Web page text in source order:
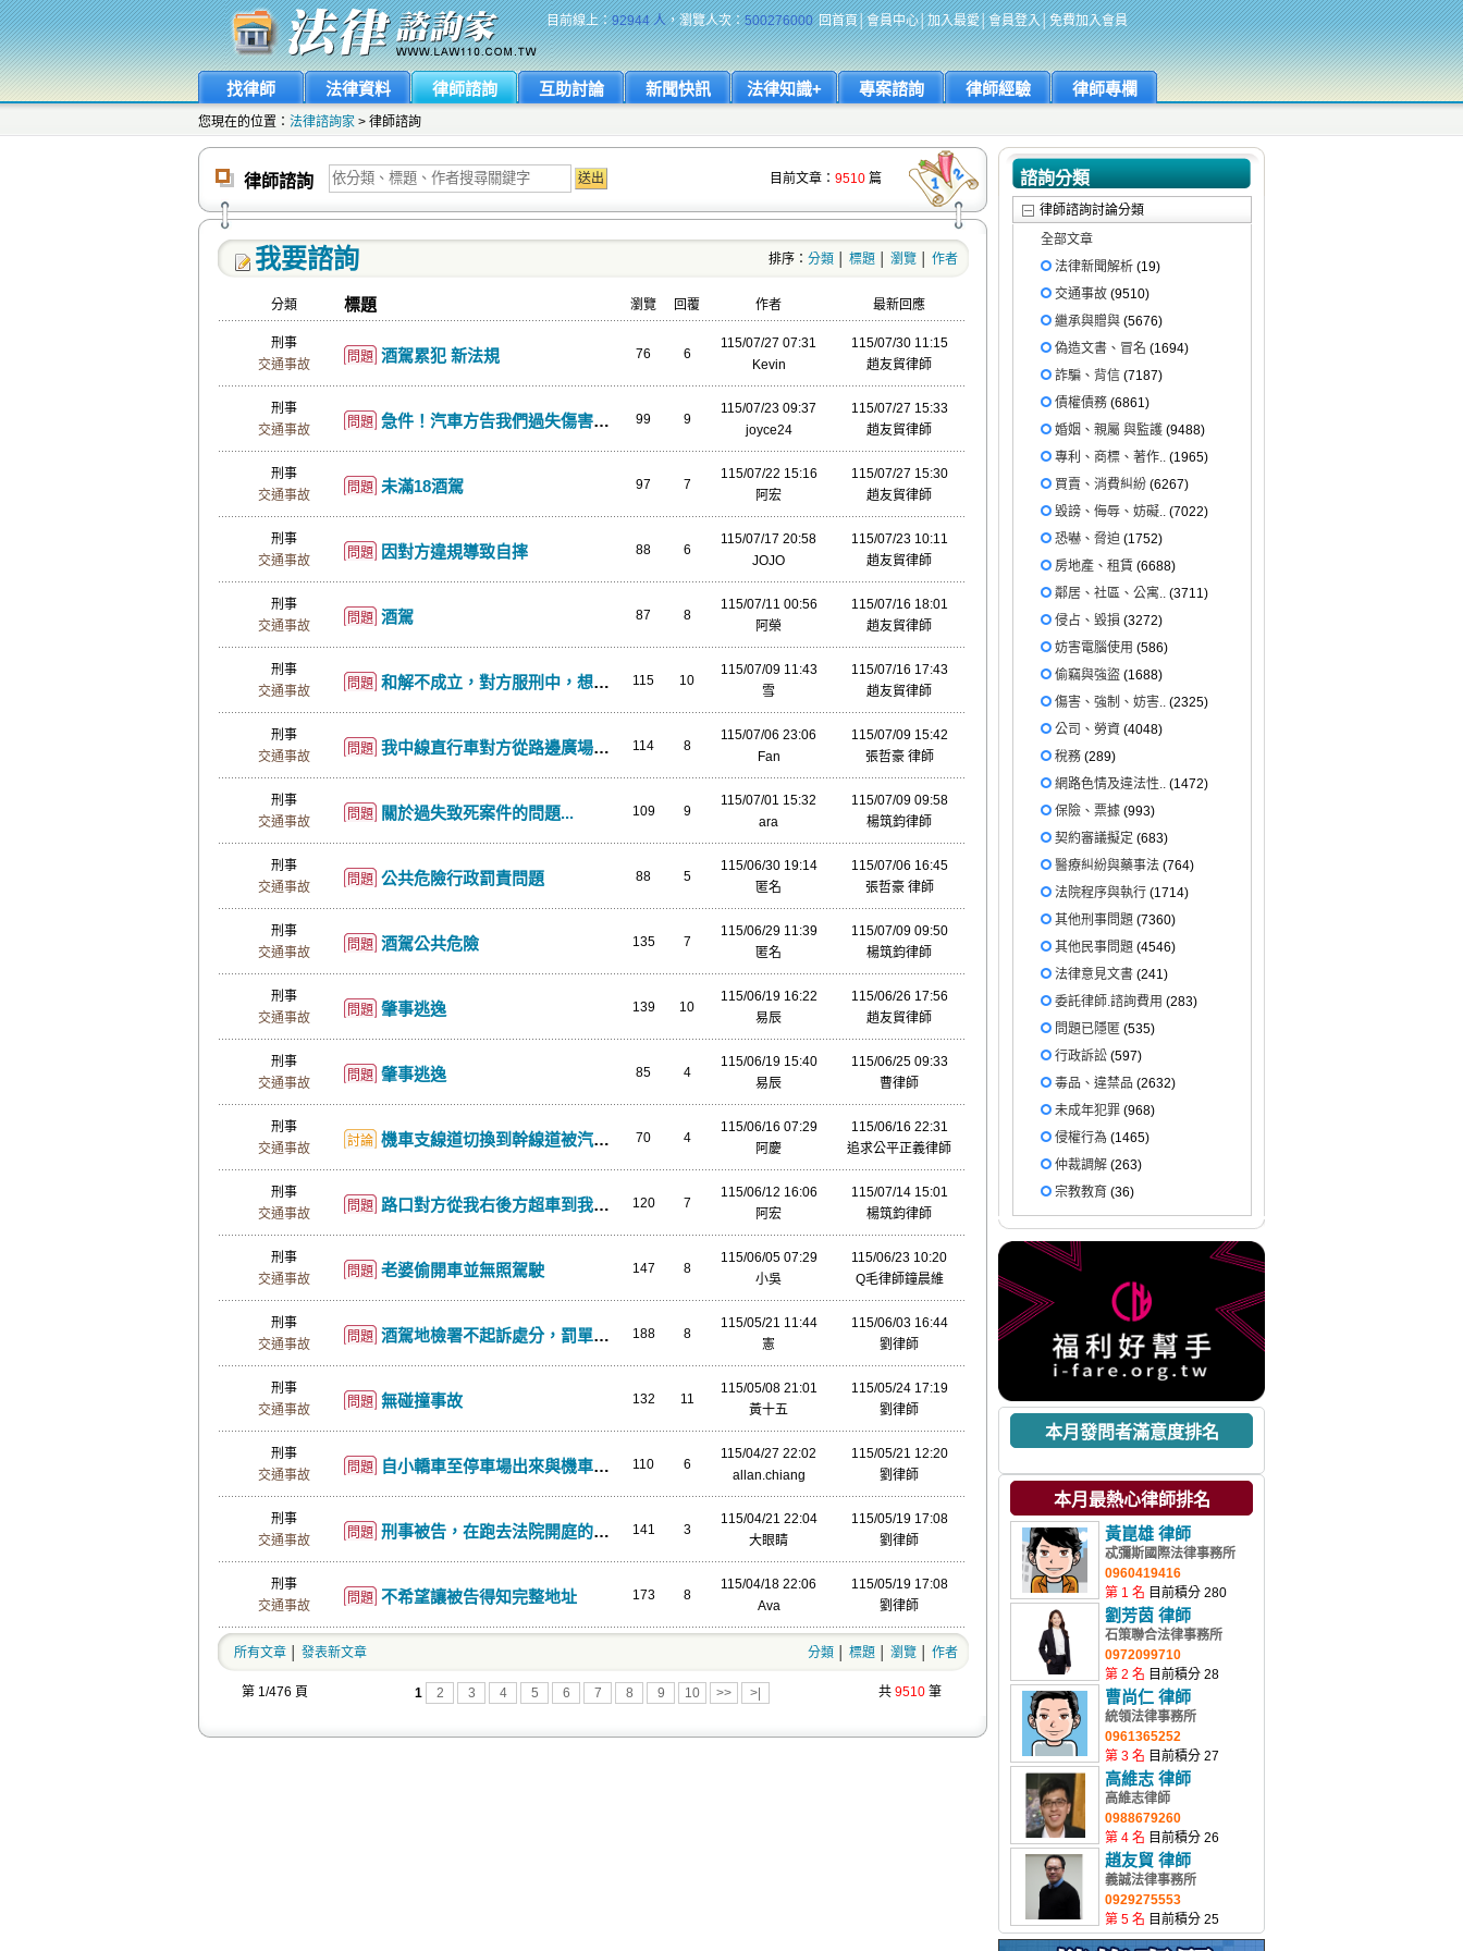
目前線上：92944 人，瀏覽人次：500276000 回首頁│會員中心│加入最愛│會員登入│免費加入會員
找律師 法律資料 律師諮詢 互助討論 新聞快訊 法律知識+ 專案諮詢 律師經驗 律師專欄
您現在的位置： 法律諮詢家 > 律師諮詢
律師諮詢 目前文章： 9510 篇
我要諮詢 排序： 分類 標題 瀏覽 作者
分類 標題 瀏覽 回覆 作者 最新回應
刑事
交通事故
問題 酒駕累犯 新法規 76 6
115/07/27 07:31
Kevin
115/07/30 11:15
趙友貿律師
刑事
交通事故
問題 急件！汽車方告我們過失傷害與索賠(我們是被撞的機車方) 99 9
115/07/23 09:37
joyce24
115/07/27 15:33
趙友貿律師
刑事
交通事故
問題 未滿18酒駕 97 7
115/07/22 15:16
阿宏
115/07/27 15:30
趙友貿律師
刑事
交通事故
問題 因對方違規導致自摔 88 6
115/07/17 20:58
JOJO
115/07/23 10:11
趙友貿律師
刑事
交通事故
問題 酒駕 87 8
115/07/11 00:56
阿榮
115/07/16 18:01
趙友貿律師
刑事
交通事故
問題 和解不成立，對方服刑中，想請問後續該怎麼辦 115 10
115/07/09 11:43
雪
115/07/16 17:43
趙友貿律師
刑事
交通事故
問題 我中線直行車對方從路邊廣場右轉開出來 擦撞我右後車尾 114 8
115/07/06 23:06
Fan
115/07/09 15:42
張哲豪 律師
刑事
交通事故
問題 關於過失致死案件的問題... 109 9
115/07/01 15:32
ara
115/07/09 09:58
楊筑鈞律師
刑事
交通事故
問題 公共危險行政罰責問題 88 5
115/06/30 19:14
匿名
115/07/06 16:45
張哲豪 律師
刑事
交通事故
問題 酒駕公共危險 135 7
115/06/29 11:39
匿名
115/07/09 09:50
楊筑鈞律師
刑事
交通事故
問題 肇事逃逸 139 10
115/06/19 16:22
易辰
115/06/26 17:56
趙友貿律師
刑事
交通事故
問題 肇事逃逸 85 4
115/06/19 15:40
易辰
115/06/25 09:33
曹律師
刑事
交通事故
討論 機車支線道切換到幹線道被汽車撞到 70 4
115/06/16 07:29
阿慶
115/06/16 22:31
追求公平正義律師
刑事
交通事故
問題 路口對方從我右後方超車到我前面直接左轉 120 7
115/06/12 16:06
阿宏
115/07/14 15:01
楊筑鈞律師
刑事
交通事故
問題 老婆偷開車並無照駕駛 147 8
115/06/05 07:29
小吳
115/06/23 10:20
Q毛律師鐘晨維
刑事
交通事故
問題 酒駕地檢署不起訴處分，罰單撤銷 188 8
115/05/21 11:44
憲
115/06/03 16:44
劉律師
刑事
交通事故
問題 無碰撞事故 132 11
115/05/08 21:01
黃十五
115/05/24 17:19
劉律師
刑事
交通事故
問題 自小轎車至停車場出來與機車碰撞事故 110 6
115/04/27 22:02
allan.chiang
115/05/21 12:20
劉律師
刑事
交通事故
問題 刑事被告，在跑去法院開庭的途中，如果發生車禍？ 141 3
115/04/21 22:04
大眼睛
115/05/19 17:08
劉律師
刑事
交通事故
問題 不希望讓被告得知完整地址 173 8
115/04/18 22:06
Ava
115/05/19 17:08
劉律師
所有文章│ 發表新文章 分類 標題 瀏覽 作者
第 1/476 頁 1 2 3 4 5 6 7 8 9 10 >> >| 共9510 筆
諮詢分類
律師諮詢討論分類
全部文章
法律新聞解析 (19)
交通事故 (9510)
繼承與贈與 (5676)
偽造文書、冒名 (1694)
詐騙、背信 (7187)
債權債務 (6861)
婚姻、親屬 與監護 (9488)
專利、商標、著作.. (1965)
買賣、消費糾紛 (6267)
毀謗、侮辱、妨礙.. (7022)
恐嚇、脅迫 (1752)
房地產、租賃 (6688)
鄰居、社區、公寓.. (3711)
侵占、毀損 (3272)
妨害電腦使用 (586)
偷竊與強盜 (1688)
傷害、強制、妨害.. (2325)
公司、勞資 (4048)
稅務 (289)
網路色情及違法性.. (1472)
保險、票據 (993)
契約審議擬定 (683)
醫療糾紛與藥事法 (764)
法院程序與執行 (1714)
其他刑事問題 (7360)
其他民事問題 (4546)
法律意見文書 (241)
委託律師.諮詢費用 (283)
問題已隱匿 (535)
行政訴訟 (597)
毒品、違禁品 (2632)
未成年犯罪 (968)
侵權行為 (1465)
仲裁調解 (263)
宗教教育 (36)
本月發問者滿意度排名
本月最熱心律師排名
黃崑雄 律師
忒彌斯國際法律事務所
0960419416
第 1 名 目前積分 280
劉芳茵 律師
石策聯合法律事務所
0972099710
第 2 名 目前積分 28
曹尚仁 律師
統領法律事務所
0961365252
第 3 名 目前積分 27
高維志 律師
高維志律師
0988679260
第 4 名 目前積分 26
趙友貿 律師
義誠法律事務所
0929275553
第 5 名 目前積分 25